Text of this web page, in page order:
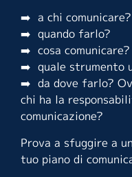
➡️ a chi comunicare?
➡️ quando farlo?
➡️ cosa comunicare?
➡️ quale strumento
➡️ da dove farlo?
chi ha la
comunicazione?
Prova a sfuggire a
tuo piano di